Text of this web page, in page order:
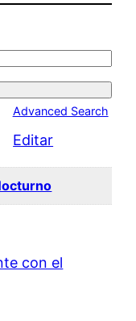
Advanced Search
Editar
con el